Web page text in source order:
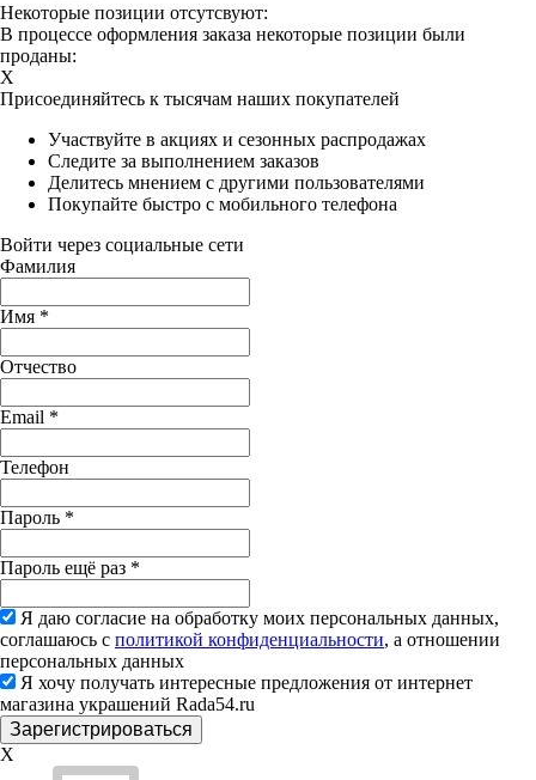
Некоторые позиции отсутсвуют:
В процессе оформления заказа некоторые позиции были
проданы:
X
Присоединяйтесь к тысячам наших покупателей
Участвуйте в акциях и сезонных распродажах
Следите за выполнением заказов
Делитесь мнением с другими пользователями
Покупайте быстро с мобильного телефона
Войти через социальные сети
Фамилия
Имя *
Отчество
Email *
Телефон
Пароль *
Пароль ещё раз *
Я даю согласие на обработку моих персональных данных,
соглашаюсь с политикой конфиденциальности, а отношении
персональных данных
Я хочу получать интересные предложения от интернет
магазина украшений Rada54.ru
X